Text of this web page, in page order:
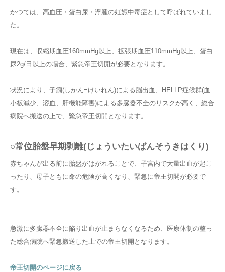
かつては、高血圧・蛋白尿・浮腫の妊娠中毒症として呼ばれていまし
た。
現在は、収縮期血圧160mmHg以上、拡張期血圧110mmHg以上、蛋白
尿2g/日以上の場合、緊急帝王切開が必要となります。
状況により、子癇(しかん=けいれん)による脳出血、HELLP症候群(血
小板減少、溶血、肝機能障害)による多臓器不全のリスクが高く、総合
病院へ搬送の上で、緊急帝王切開となります。
○常位胎盤早期剥離(じょういたいばんそうきはくり)
赤ちゃんが出る前に胎盤がはがれることで、子宮内で大量出血が起こ
ったり、母子ともに命の危険が高くなり、緊急に帝王切開が必要で
す。
急激に多臓器不全に陥り出血が止まらなくなるため、医療体制の整っ
た総合病院へ緊急搬送した上での帝王切開となります。
帝王切開のページに戻る